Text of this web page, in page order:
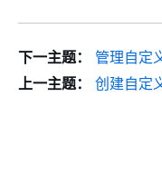
下一主题：
管理自定
上一主题：
创建自定